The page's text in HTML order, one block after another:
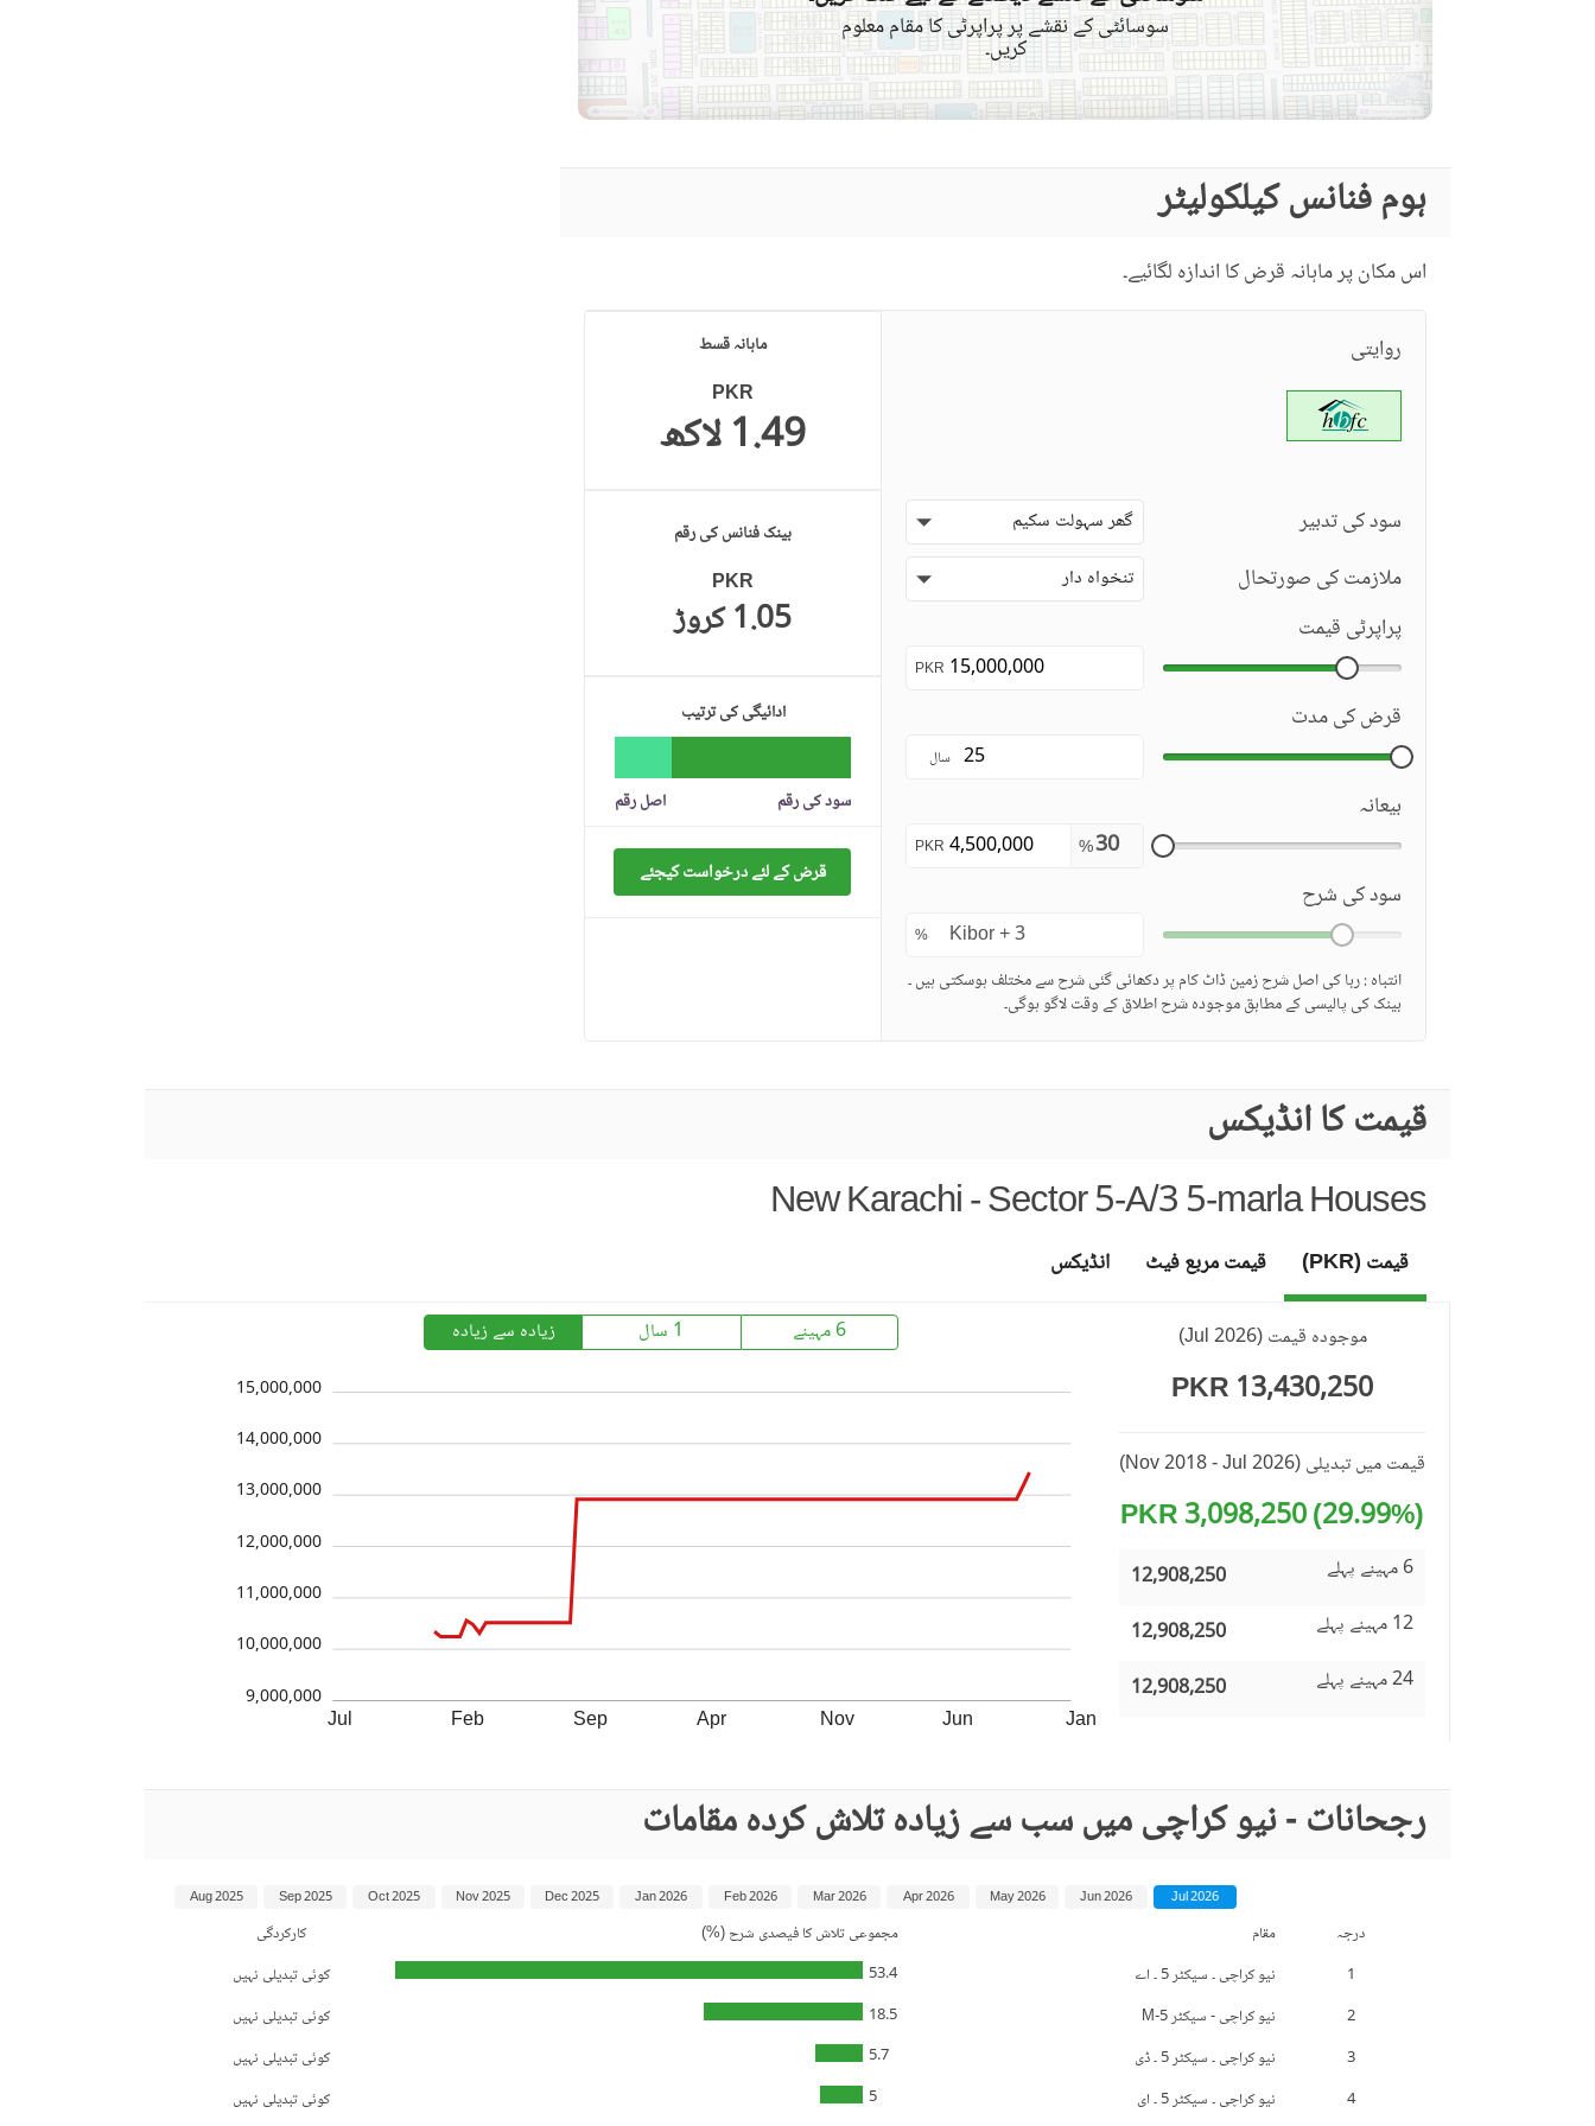
دوسری خصوصیات
میں)
دیگر قریبی جگہیں
مزید خصوصیات دیکھ بھال کا عملہ حفاظتی عملہ معذوروں کے لئے سہولیات
سوسائٹی کے نقشے پر پراپرٹی کا مقام معلوم
کریں۔
ہوم فنانس کیلکولیٹر
اس مکان پر ماہانہ قرض کا اندازہ لگائیے۔
روایتی
سود کی تدبیر گھر سہولت سکیم
ملازمت کی صورتحال تنخواہ دار
پراپرٹی قیمت
PKR
قرض کی مدت
سال
بیعانہ
%
PKR
سود کی شرح
%
انتباہ : ربا کی اصل شرح زمین ڈاٹ کام پر دکھائی گئی شرح سے مختلف ہوسکتی ہیں ۔
بینک کی پالیسی کے مطابق موجودہ شرح اطلاق کے وقت لاگو ہوگی۔
ماہانہ قسط
PKR
1.49 لاکھ
بینک فنانس کی رقم
PKR
1.05 کروڑ
ادائیگی کی ترتیب
سود کی رقم اصل رقم
قرض کے لئے درخواست کیجئے
قیمت کا انڈیکس
New Karachi - Sector 5-A/3 5-marla Houses
موجودہ قیمت(
Jul 2026
)
13,430,250 PKR
قیمت میں تبدیلی(Nov 2018 - Jul 2026)
(29.99%) 3,098,250 PKR
6 مہینے پہلے
12,908,250
12 مہینے پہلے
12,908,250
24 مہینے پہلے
12,908,250
6 مہینے 1 سال زیادہ سے زیادہ
Jul Feb Sep Apr Nov Jun Jan
9,000,000
10,000,000
11,000,000
12,000,000
13,000,000
14,000,000
15,000,000
قیمت (PKR) قیمت مربع فیٹ انڈیکس
رجحانات - نیو کراچی میں سب سے زیادہ تلاش کردہ مقامات
درجہ مقام مجموعی تلاش کا فیصدی شرح (%)
کارکردگی
1
نیو کراچی ۔ سیکٹر 5 ۔ اے 53.4
کوئی تبدیلی نہیں
2
نیو کراچی - سیکٹر 5-M 18.5
کوئی تبدیلی نہیں
3
نیو کراچی ۔ سیکٹر 5 ۔ ڈی 5.7
کوئی تبدیلی نہیں
4
نیو کراچی ۔ سیکٹر 5 ۔ ای 5 کوئی تبدیلی نہیں
Jul 2026
Jun 2026
May 2026
Apr 2026
Mar 2026
Feb 2026
Jan 2026
Dec 2025
Nov 2025
Oct 2025
Sep 2025
Aug 2025